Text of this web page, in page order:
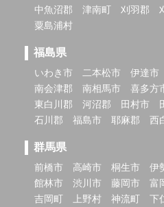
中魚沼郡
津南町 刈羽郡
粟島浦村
福島県
いわき市 二本松市 伊達市
南会津郡
南相馬市 喜多方
東白川郡
河沼郡 田村市
石川郡
福島市 耶麻郡 西
群馬県
前橋市 高崎市 桐生市 伊
館林市
渋川市 藤岡市 富
吉岡町
上野村 神流町 下